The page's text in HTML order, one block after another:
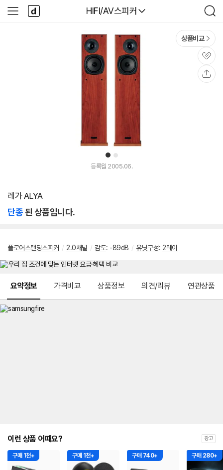
다나와
HIFI/AV스피커
검
색
사
이
다
나
와
1 2
상품비교
관
심
등록월 2005.06.
레가 ALYA
단종된 상품입니다.
플로어스탠딩스피커 / 2.0채널 / 감도: -89dB / 유닛구성: 2웨이
요약정보 가격비교 상품정보 의견/리뷰 연관상품
이런 상품 어때요? 광고
구매 1천+ 구매 1천+ 구매 740+ 구매 280+